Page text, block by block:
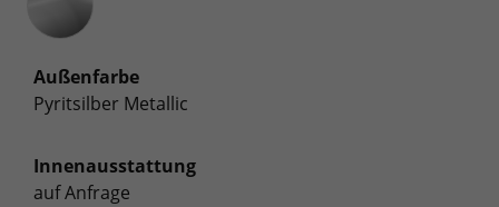
Außenfarbe
Pyritsilber Metallic
Innenausstattung
auf Anfrage